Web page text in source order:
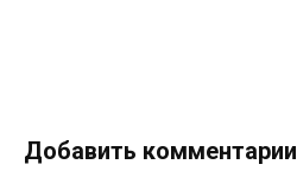
Добавить комментарии